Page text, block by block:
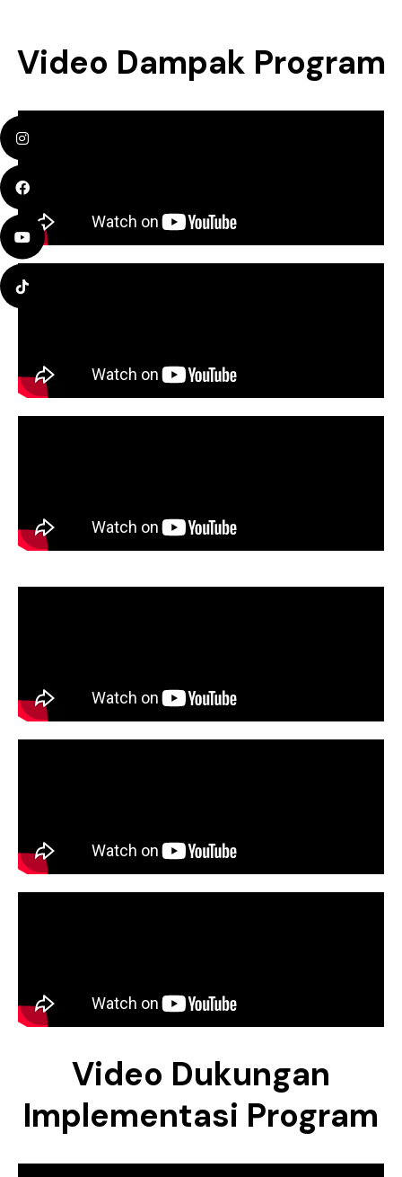
Video Dampak Program
Video Dukungan
Implementasi Program